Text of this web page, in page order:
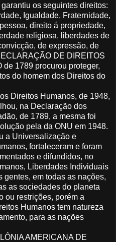
os seguintes direitos:
Igualdade, Fraternidade,
direito á propriedade,
religiosa, liberdades de
de expressão, de
DE DIREITOS
de 1789 procurou proteger,
do homem dos Direitos do
Direitos Humanos, de 1948,
na Declaração dos
de 1789, a mesma foi
pela da ONU em 1948.
a Universalização e
fortaleceram e foram
e difundidos, no
Liberdades Individuais
gentes, em todas as nações,
as sociedades do planeta
ou restrições, porém a
Humanos tem natureza
para as nações
AMERICANA DE